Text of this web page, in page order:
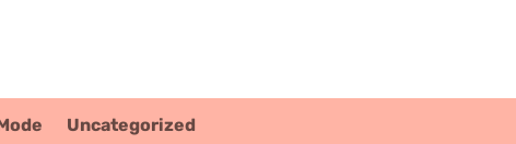
Uncategorized